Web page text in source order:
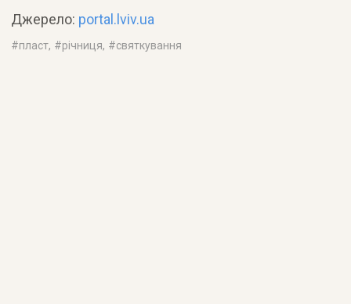
Джерело: portal.lviv.ua
#пласт, #річниця, #святкування